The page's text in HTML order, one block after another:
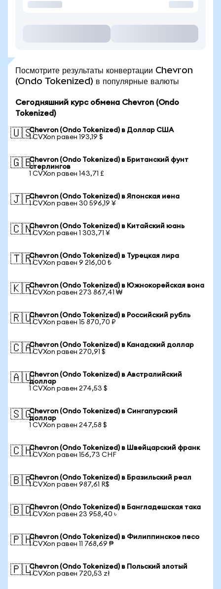
Посмотрите результаты конвертации Chevron
(Ondo Tokenized) в популярные валюты
Сегодняшний курс обмена Chevron (Ondo
Tokenized)
🇺🇸Chevron (Ondo Tokenized) в Доллар США
1 CVXon равен 193,19 $
🇬🇧Chevron (Ondo Tokenized) в Британский фунт
стерлингов
1 CVXon равен 143,71 £
🇯🇵Chevron (Ondo Tokenized) в Японская иена
1 CVXon равен 30 596,19 ¥
🇨🇳Chevron (Ondo Tokenized) в Китайский юань
1 CVXon равен 1 303,71 ¥
🇹🇷Chevron (Ondo Tokenized) в Турецкая лира
1 CVXon равен 9 216,00 ₺
🇰🇷Chevron (Ondo Tokenized) в Южнокорейская вона
1 CVXon равен 273 867,41 ₩
🇷🇺Chevron (Ondo Tokenized) в Российский рубль
1 CVXon равен 15 870,70 ₽
🇨🇦Chevron (Ondo Tokenized) в Канадский доллар
1 CVXon равен 270,91 $
🇦🇺Chevron (Ondo Tokenized) в Австралийский
доллар
1 CVXon равен 274,53 $
🇸🇬Chevron (Ondo Tokenized) в Сингапурский
доллар
1 CVXon равен 247,58 $
🇨🇭Chevron (Ondo Tokenized) в Швейцарский франк
1 CVXon равен 156,73 CHF
🇧🇷Chevron (Ondo Tokenized) в Бразильский реал
1 CVXon равен 987,61 R$
🇧🇩Chevron (Ondo Tokenized) в Бангладешская така
1 CVXon равен 23 958,40 ৳
🇵🇭Chevron (Ondo Tokenized) в Филиппинское песо
1 CVXon равен 11 768,69 ₱
🇵🇱Chevron (Ondo Tokenized) в Польский злотый
1 CVXon равен 720,53 zł